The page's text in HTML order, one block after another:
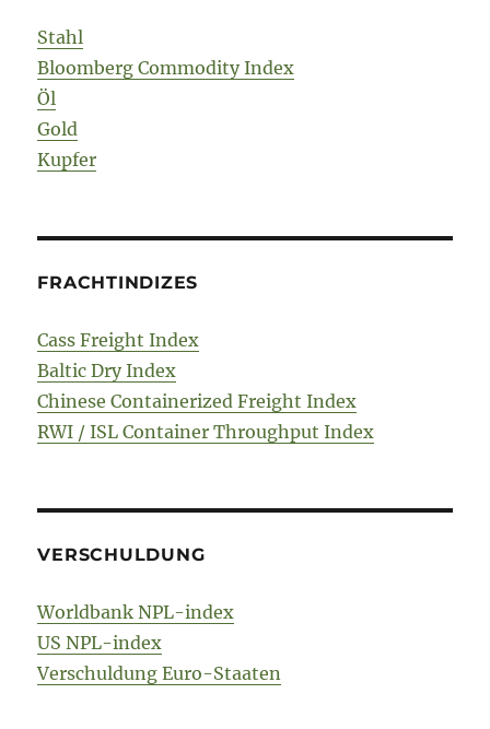
Stahl
Bloomberg Commodity Index
Öl
Gold
Kupfer
FRACHTINDIZES
Cass Freight Index
Baltic Dry Index
Chinese Containerized Freight Index
RWI / ISL Container Throughput Index
VERSCHULDUNG
Worldbank NPL-index
US NPL-index
Verschuldung Euro-Staaten